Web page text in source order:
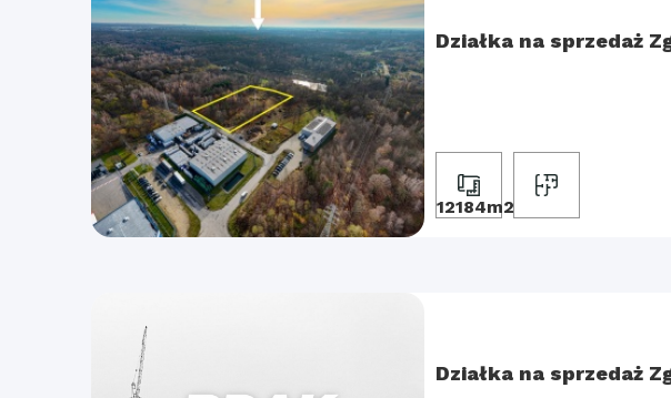
Działka na sprzedaż
12184m2
Działka na sprzedaż